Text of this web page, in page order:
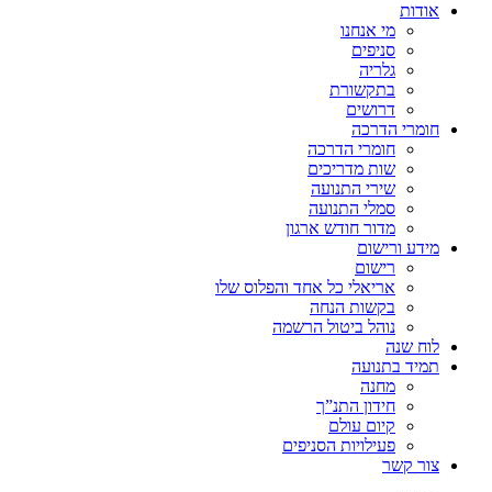
אודות
מי אנחנו
סניפים
גלריה
בתקשורת
דרושים
חומרי הדרכה
חומרי הדרכה
שות מדריכים
שירי התנועה
סמלי התנועה
מדור חודש ארגון
מידע ורישום
רישום
אריאלי כל אחד והפלוס שלו
בקשות הנחה
נוהל ביטול הרשמה
לוח שנה
תמיד בתנועה
מחנה
חידון התנ”ך
קיום עולם
פעילויות הסניפים
צור קשר